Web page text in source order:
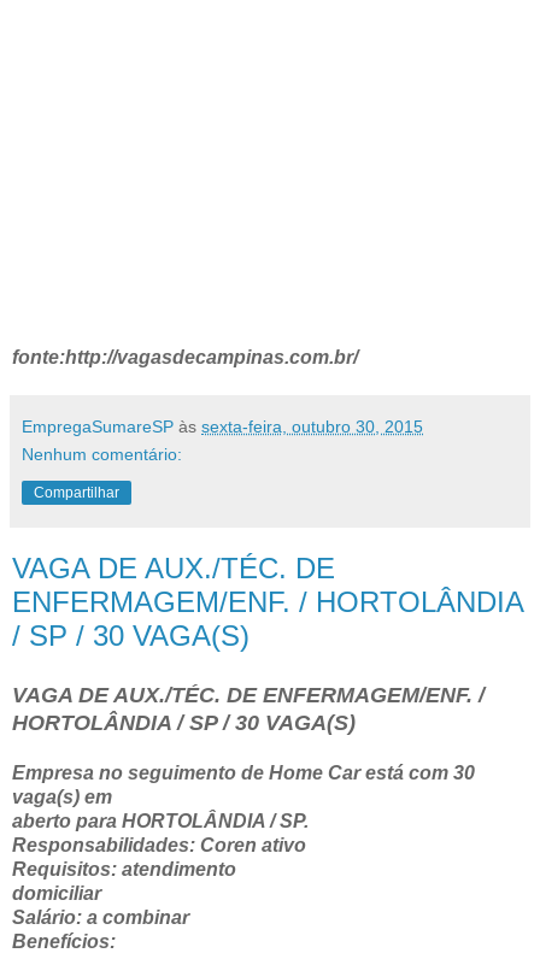
fonte:http://vagasdecampinas.com.br/
EmpregaSumareSP às sexta-feira, outubro 30, 2015
Nenhum comentário:
Compartilhar
VAGA DE AUX./TÉC. DE
ENFERMAGEM/ENF. / HORTOLÂNDIA
/ SP / 30 VAGA(S)
VAGA DE AUX./TÉC. DE ENFERMAGEM/ENF. /
HORTOLÂNDIA / SP / 30 VAGA(S)
Empresa no seguimento de Home Car está com 30
vaga(s) em
aberto para HORTOLÂNDIA / SP.
Responsabilidades: Coren ativo
Requisitos: atendimento
domiciliar
Salário: a combinar
Benefícios: